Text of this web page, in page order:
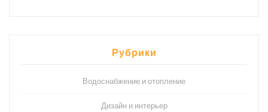
Рубрики
Водоснабжение и отопление
Дизайн и интерьер